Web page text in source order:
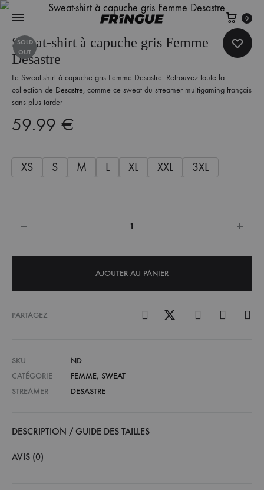
0
SOLD
OUT
Sweat-shirt à capuche gris Femme
Desastre
Le Sweat-shirt à capuche gris Femme Desastre. Retrouvez toute la
collection de Desastre, comme ce sweat du streamer multigaming français
sans plus tarder
59.99 €
XS S M L XL XXL 3XL
AJOUTER AU PANIER
PARTAGEZ
SKU
ND
CATÉGORIE
FEMME, SWEAT
STREAMER
DESASTRE
DESCRIPTION / GUIDE DES TAILLES
AVIS (0)